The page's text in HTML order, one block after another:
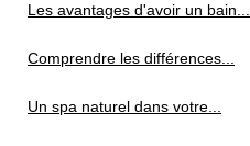
Les avantages d'avoir un bain...
Comprendre les différences...
Un spa naturel dans votre...